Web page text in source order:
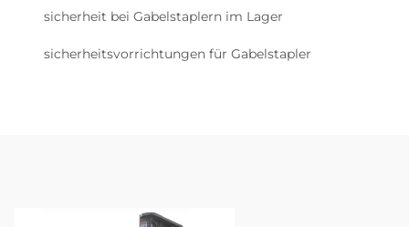
sicherheit bei Gabelstaplern im Lager
sicherheitsvorrichtungen für Gabelstapler